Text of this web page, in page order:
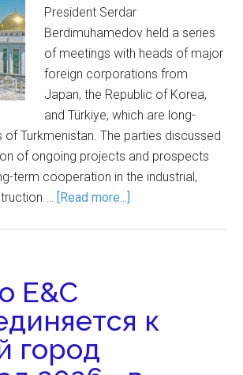
President Serdar
Berdimuhamedov held a series
of meetings with heads of major
foreign corporations from
Japan, the Republic of Korea,
and Türkiye, which are long-
of Turkmenistan. The parties discussed
of ongoing projects and prospects
term cooperation in the industrial,
… [Read more...]
E&C
к
город